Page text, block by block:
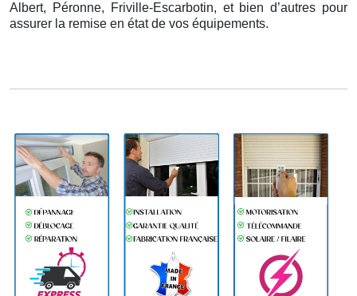
Albert, Péronne, Friville-Escarbotin, et bien d’autres pour
assurer la remise en état de vos équipements.